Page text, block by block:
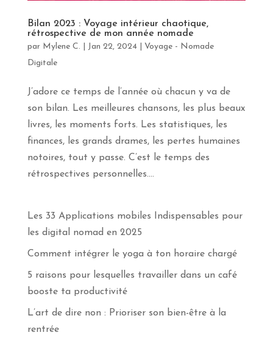
Bilan 2023 : Voyage intérieur chaotique,
rétrospective de mon année nomade
par Mylene C. Jan 22, 2024| Voyage - Nomade
Digitale
J’adore ce temps de l’année où chacun y va de
son bilan. Les meilleures chansons, les plus beaux
livres, les moments forts. Les statistiques, les
finances, les grands drames, les pertes humaines
notoires, tout y passe. C’est le temps des
rétrospectives personnelles....
Les 33 Applications mobiles Indispensables pour
les digital nomad en 2025
Comment intégrer le yoga à ton horaire chargé
5 raisons pour lesquelles travailler dans un café
booste ta productivité
L’art de dire non : Prioriser son bien-être à la
rentrée
davantage
sur
yoga,
les
voyages
en
pleine
conscience.
Abonne-
Prénom
Courriel
*
S'INSCRIRE